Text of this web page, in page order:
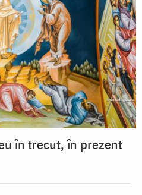
în trecut, în prezent